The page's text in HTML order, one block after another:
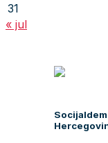
31
« jul